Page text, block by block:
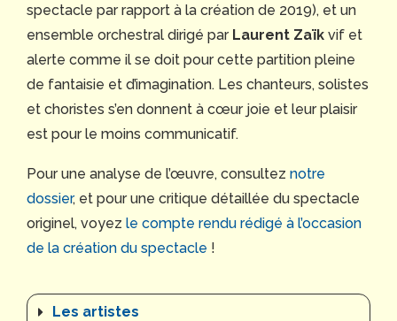
spectacle par rapport à la création de 2019), et un
ensemble orchestral dirigé par Laurent Zaïk vif et
alerte comme il se doit pour cette partition pleine
de fantaisie et d’imagination. Les chanteurs, solistes
et choristes s’en donnent à cœur joie et leur plaisir
est pour le moins communicatif.
Pour une analyse de l’œuvre, consultez notre
dossier, et pour une critique détaillée du spectacle
originel, voyez le compte rendu rédigé à l’occasion
de la création du spectacle !
Les artistes